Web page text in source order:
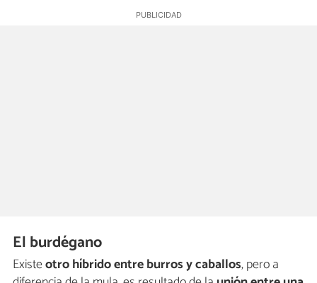
El burdégano
Existeotro híbrido entre burros y caballos, pero a